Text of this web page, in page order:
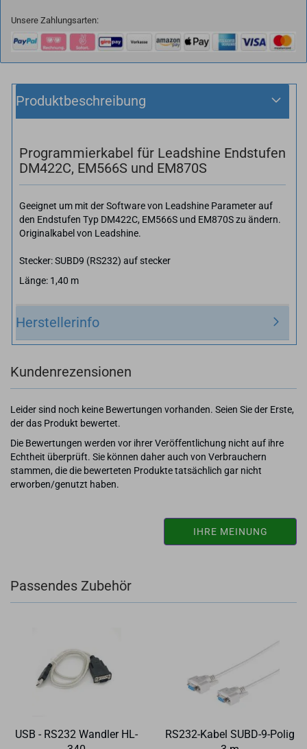
Unsere Zahlungsarten:
Produktbeschreibung
Programmierkabel für Leadshine Endstufen
DM422C, EM566S und EM870S
Geeignet um mit der Software von Leadshine Parameter auf
den Endstufen Typ DM422C, EM566S und EM870S zu ändern.
Originalkabel von Leadshine.
Stecker: SUBD9 (RS232) auf stecker
Länge: 1,40 m
Herstellerinfo
Kundenrezensionen
Leider sind noch keine Bewertungen vorhanden. Seien Sie der Erste,
der das Produkt bewertet.
Die Bewertungen werden vor ihrer Veröffentlichung nicht auf ihre
Echtheit überprüft. Sie können daher auch von Verbrauchern
stammen, die die bewerteten Produkte tatsächlich gar nicht
erworben/genutzt haben.
IHRE MEINUNG
Passendes Zubehör
USB - RS232 Wand­ler HL-​
RS232-​​Kabel SUBD-​9-​Polig